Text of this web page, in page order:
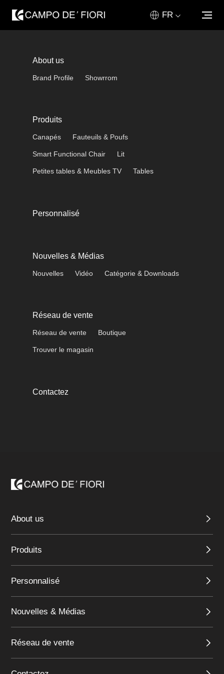
FR
NOUVELLES & MÉDIAS
CONTACTEZ
About us
Brand Profile Showrrom
Produits
Canapés Fauteuils & Poufs
Smart Functional Chair Lit
Petites tables & Meubles TV Tables
Personnalisé
Nouvelles & Médias
Nouvelles Vidéo Catégorie & Downloads
Réseau de vente
Réseau de vente Boutique
Trouver le magasin
Contactez
About us
Produits
Personnalisé
Nouvelles & Médias
Réseau de vente